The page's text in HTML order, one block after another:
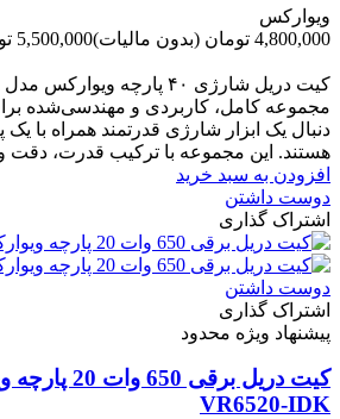
ویوارکس
4,800,000 تومان
(بدون مالیات)5,500,000 تومان
مجموعه کامل، کاربردی و مهندسی‌شده
دنبال یک ابزار شارژی قدرتمند همراه با یک
هستند. این مجموعه با ترکیب قدرت، دقت
افزودن به سبد خرید
دوست داشتن
اشتراک گذاری
دوست داشتن
اشتراک گذاری
پیشنهاد ویژه محدود
کیت دریل برقی
VR6520-IDK